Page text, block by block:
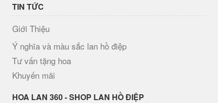
TIN TỨC
Giới Thiệu
Ý nghĩa và màu sắc lan hồ điệp
Tư vấn tặng hoa
Khuyến mãi
H​OA LAN 360 - SHOP LAN HỒ ĐIỆP